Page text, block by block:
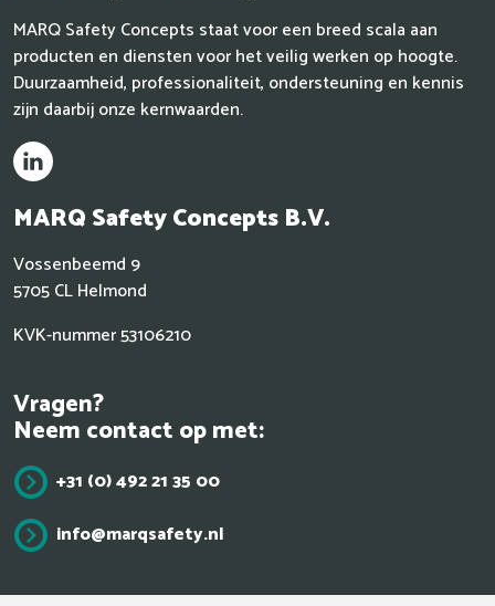
MARQ Safety Concepts staat voor een breed scala aan
producten en diensten voor het veilig werken op hoogte.
Duurzaamheid, professionaliteit, ondersteuning en kennis
zijn daarbij onze kernwaarden.
MARQSafety Concepts B.V.
Vossenbeemd 9
5705 CL Helmond
KVK-nummer 53106210
Vragen?
Neem contact op met:
+31 (0) 492 21 35 00
info@marqsafety.nl